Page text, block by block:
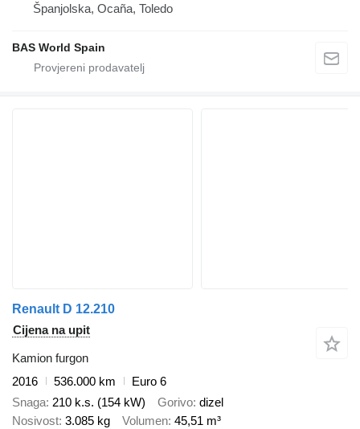
Španjolska, Ocaña, Toledo
BAS World Spain
Renault D 12.210
Cijena na upit
Kamion furgon
2016
536.000 km
Euro 6
Snaga 210 k.s. (154 kW) Gorivo dizel
Nosivost 3.085 kg Volumen 45,51 m³